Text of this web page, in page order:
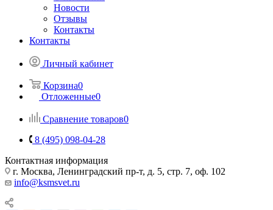
Новости
Отзывы
Контакты
Контакты
Личный кабинет
Корзина0
Отложенные0
Сравнение товаров0
8 (495) 098-04-28
Контактная информация
г. Москва, Ленинградский пр-т, д. 5, стр. 7, оф. 102
info@ksmsvet.ru